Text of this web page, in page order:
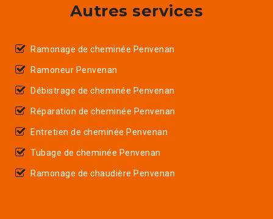
Autres services
Ramonage de cheminée Penvenan
Ramoneur Penvenan
Débistrage de cheminée Penvenan
Réparation de cheminée Penvenan
Entretien de cheminée Penvenan
Tubage de cheminée Penvenan
Ramonage de chaudière Penvenan